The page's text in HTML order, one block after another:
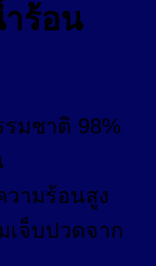
ร้อน
มชาติ 98%
ามร้อนสูง
เจ็บปวดจาก